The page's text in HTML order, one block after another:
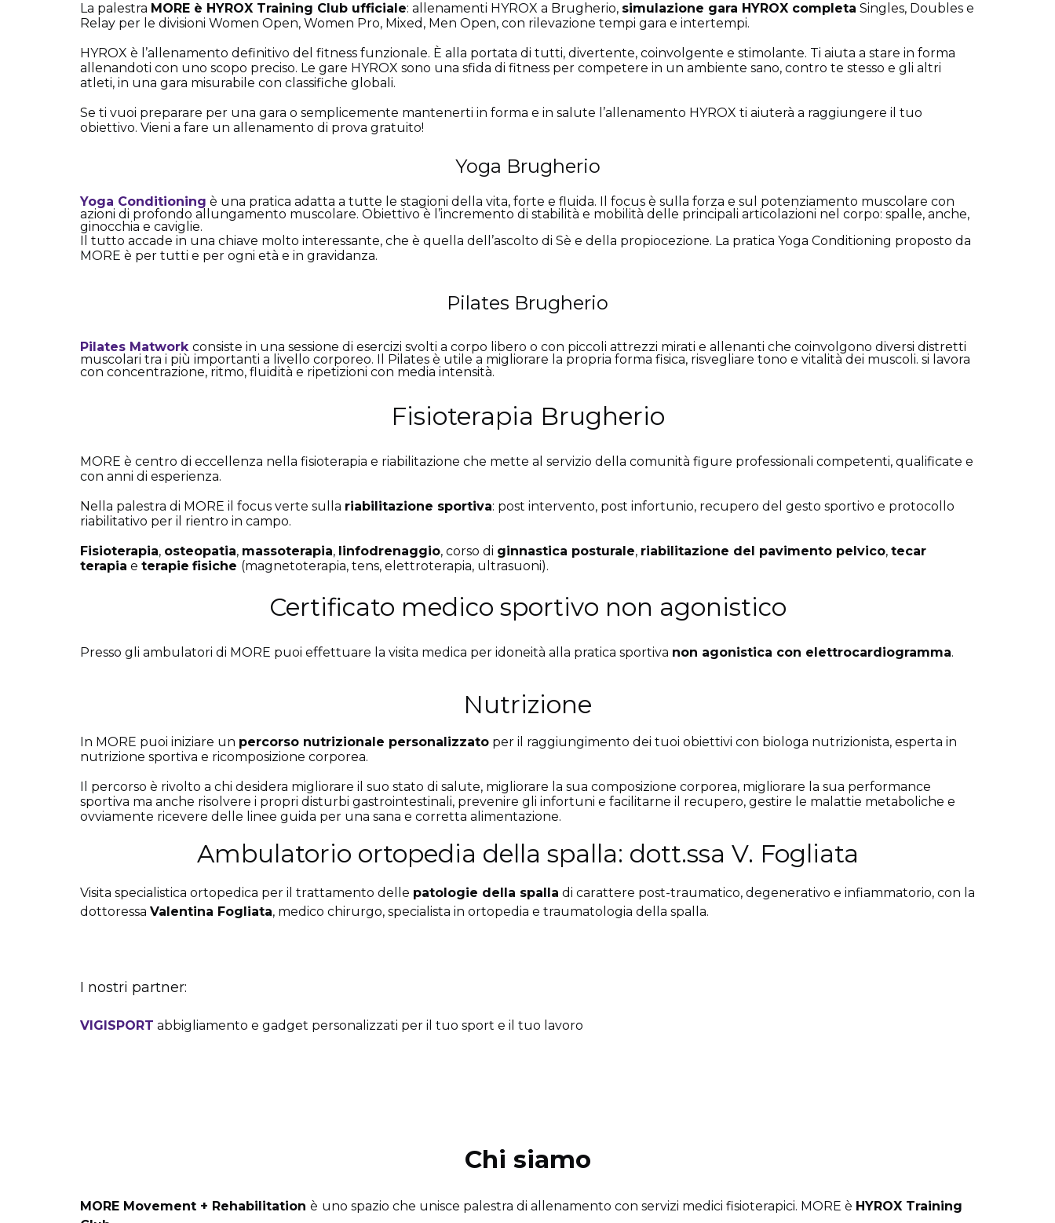
La palestra MORE è HYROX Training Club ufficiale: allenamenti HYROX a Brugherio, simulazione gara HYROX completa Singles, Doubles e
Relay per le divisioni Women Open, Women Pro, Mixed, Men Open, con rilevazione tempi gara e intertempi.
HYROX è l’allenamento definitivo del fitness funzionale. È alla portata di tutti, divertente, coinvolgente e stimolante. Ti aiuta a stare in forma
allenandoti con uno scopo preciso. Le gare HYROX sono una sfida di fitness per competere in un ambiente sano, contro te stesso e gli altri
atleti, in una gara misurabile con classifiche globali.
Se ti vuoi preparare per una gara o semplicemente mantenerti in forma e in salute l’allenamento HYROX ti aiuterà a raggiungere il tuo
obiettivo. Vieni a fare un allenamento di prova gratuito!
Yoga Brugherio
Yoga Conditioning è una pratica adatta a tutte le stagioni della vita, forte e fluida. Il focus è sulla forza e sul potenziamento muscolare con
azioni di profondo allungamento muscolare. Obiettivo è l’incremento di stabilità e mobilità delle principali articolazioni nel corpo: spalle, anche,
ginocchia e caviglie.
Il tutto accade in una chiave molto interessante, che è quella dell’ascolto di Sè e della propiocezione. La pratica Yoga Conditioning proposto da
MORE è per tutti e per ogni età e in gravidanza.
Pilates Brugherio
Pilates Matwork consiste in una sessione di esercizi svolti a corpo libero o con piccoli attrezzi mirati e allenanti che coinvolgono diversi distretti
muscolari tra i più importanti a livello corporeo. Il Pilates è utile a migliorare la propria forma fisica, risvegliare tono e vitalità dei muscoli. si lavora
con concentrazione, ritmo, fluidità e ripetizioni con media intensità.
Fisioterapia Brugherio
MORE è centro di eccellenza nella fisioterapia e riabilitazione che mette al servizio della comunità figure professionali competenti, qualificate e
con anni di esperienza.
Nella palestra di MORE il focus verte sulla riabilitazione sportiva: post intervento, post infortunio, recupero del gesto sportivo e protocollo
riabilitativo per il rientro in campo.
Fisioterapia, osteopatia, massoterapia, linfodrenaggio, corso di ginnastica posturale, riabilitazione del pavimento pelvico, tecar
terapia e terapie fisiche (magnetoterapia, tens, elettroterapia, ultrasuoni).
Certificato medico sportivo non agonistico
Presso gli ambulatori di MORE puoi effettuare la visita medica per idoneità alla pratica sportiva non agonistica con elettrocardiogramma.
Nutrizione
In MORE puoi iniziare un percorso nutrizionale personalizzato per il raggiungimento dei tuoi obiettivi con biologa nutrizionista, esperta in
nutrizione sportiva e ricomposizione corporea.
Il percorso è rivolto a chi desidera migliorare il suo stato di salute, migliorare la sua composizione corporea, migliorare la sua performance
sportiva ma anche risolvere i propri disturbi gastrointestinali, prevenire gli infortuni e facilitarne il recupero, gestire le malattie metaboliche e
ovviamente ricevere delle linee guida per una sana e corretta alimentazione.
Ambulatorio ortopedia della spalla: dott.ssa V. Fogliata
Visita specialistica ortopedica per il trattamento delle patologie della spalla di carattere post-traumatico, degenerativo e infiammatorio, con la
dottoressa Valentina Fogliata, medico chirurgo, specialista in ortopedia e traumatologia della spalla.
I nostri partner:
VIGISPORT abbigliamento e gadget personalizzati per il tuo sport e il tuo lavoro
Chi siamo
MORE Movement + Rehabilitation è uno spazio che unisce palestra di allenamento con servizi medici fisioterapici. MORE è HYROX Training